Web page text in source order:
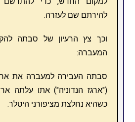
להירתם שם לעזרה.
וכך צץ הרעיון של סבתה
המעברה:
סבתה העבירה למעברה את
כשהיא נחלצת מציפורני היטלר.